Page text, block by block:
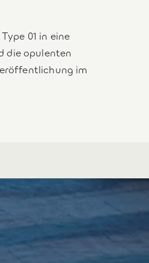
01 in eine
die opulenten
im